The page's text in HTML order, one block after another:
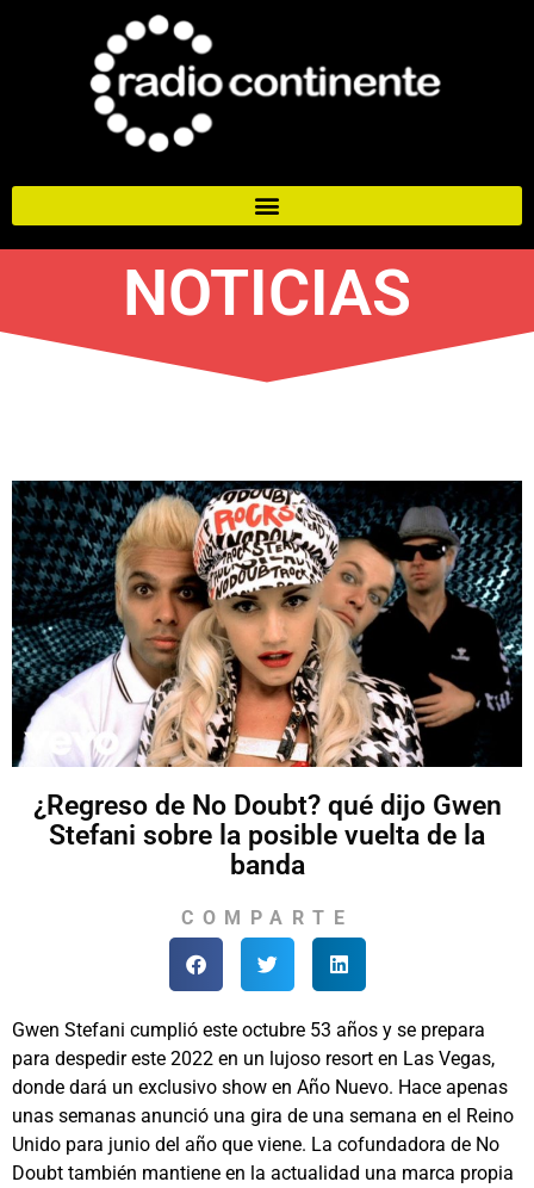
NOTICIAS
¿Regreso de No Doubt? qué dijo Gwen
Stefani sobre la posible vuelta de la
banda
COMPARTE
Gwen Stefani cumplió este octubre 53 años y se prepara
para despedir este 2022 en un lujoso resort en Las Vegas,
donde dará un exclusivo show en Año Nuevo. Hace apenas
unas semanas anunció una gira de una semana en el Reino
Unido para junio del año que viene. La cofundadora de No
Doubt también mantiene en la actualidad una marca propia